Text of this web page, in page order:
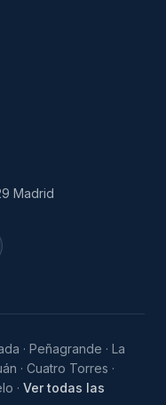
Madrid
· Peñagrande · La
· Cuatro Torres ·
· Ver todas las